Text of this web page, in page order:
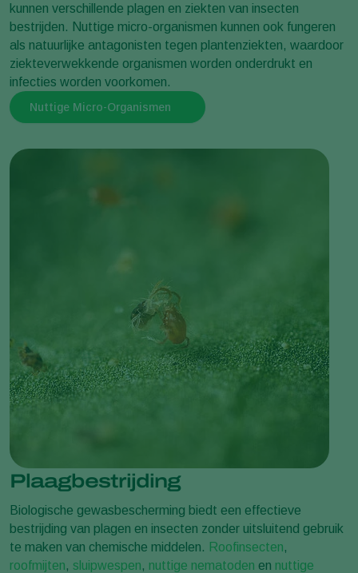
kunnen verschillende plagen en ziekten van insecten
bestrijden. Nuttige micro-organismen kunnen ook fungeren
als natuurlijke antagonisten tegen plantenziekten, waardoor
ziekteverwekkende organismen worden onderdrukt en
infecties worden voorkomen.
Nuttige Micro-Organismen
Plaagbestrijding
Biologische gewasbescherming biedt een effectieve
bestrijding van plagen en insecten zonder uitsluitend gebruik
te maken van chemische middelen. Roofinsecten,
roofmijten, sluipwespen, nuttige nematoden en nuttige